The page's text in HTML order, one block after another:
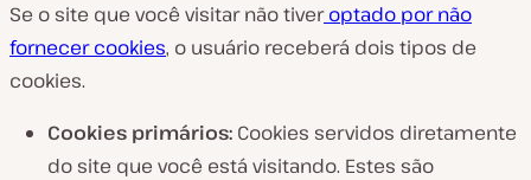
Se o site que você visitar não tiveroptado por não
fornecer cookies, o usuário receberá dois tipos de
cookies.
Cookies primários: Cookies servidos diretamente
do site que você está visitando. Estes são